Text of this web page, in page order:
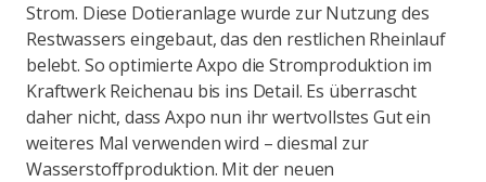
Strom. Diese Dotieranlage wurde zur Nutzung des
Restwassers eingebaut, das den restlichen Rheinlauf
belebt. So optimierte Axpo die Stromproduktion im
Kraftwerk Reichenau bis ins Detail. Es überrascht
daher nicht, dass Axpo nun ihr wertvollstes Gut ein
weiteres Mal verwenden wird – diesmal zur
Wasserstoffproduktion. Mit der neuen